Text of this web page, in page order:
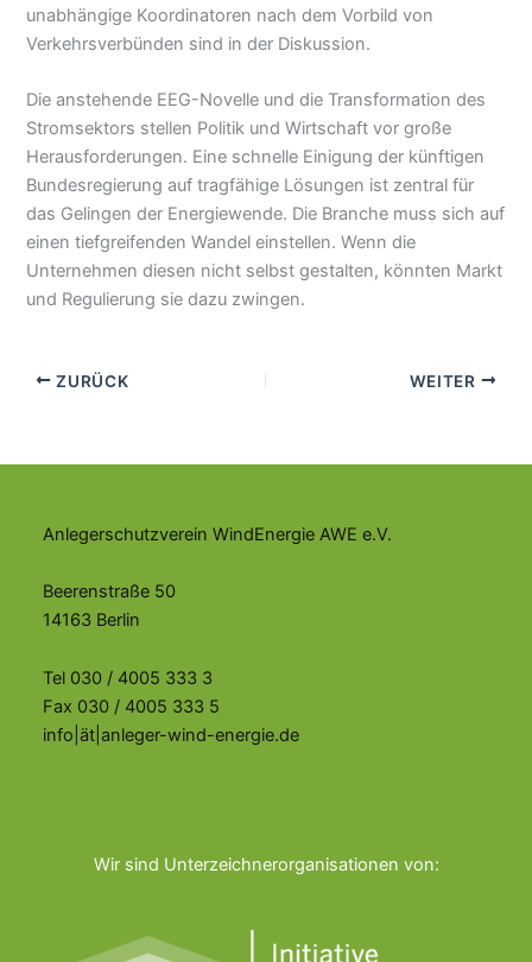
unabhängige Koordinatoren nach dem Vorbild von
Verkehrsverbünden sind in der Diskussion.
Die anstehende EEG-Novelle und die Transformation des
Stromsektors stellen Politik und Wirtschaft vor große
Herausforderungen. Eine schnelle Einigung der künftigen
Bundesregierung auf tragfähige Lösungen ist zentral für
das Gelingen der Energiewende. Die Branche muss sich auf
einen tiefgreifenden Wandel einstellen. Wenn die
Unternehmen diesen nicht selbst gestalten, könnten Markt
und Regulierung sie dazu zwingen.
ZURÜCK WEITER
Anlegerschutzverein WindEnergie AWE e.V.
Beerenstraße 50
14163 Berlin
Tel 030 / 4005 333 3
Fax 030 / 4005 333 5
info|ät|anleger-wind-energie.de
Wir sind Unterzeichnerorganisationen von: